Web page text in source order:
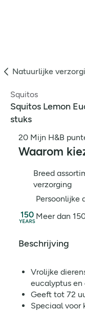
Natuurlijke
Squitos
Squitos Lemon
stuks
20 Mijn H&B
Waarom
Breed
verzorging
Persoonlijke
Meer dan
Beschrijving
Vrolijke
eucalyptus
Geeft tot 72
Speciaal voor